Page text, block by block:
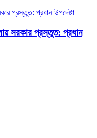
সরকার প্রস্তুত: প্রধান